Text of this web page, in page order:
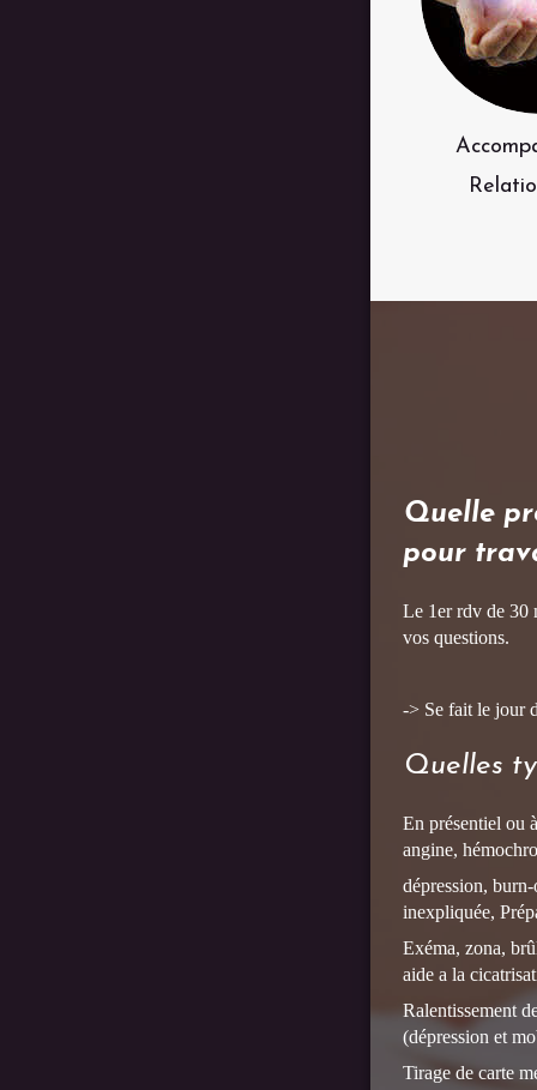
Quelle
pour
Le 1er rdv de 30
vos questions.
-> Se fait le jour
Quelles
En présentiel ou
angine,
dépression,
inexpliquée,
Exéma, zona,
aide a la
Ralentissement
(dépression et
Tirage de carte